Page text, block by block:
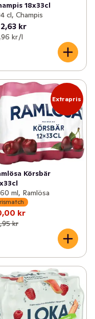
18x33cl
cl, Champis
kr
kr /l
Extrapris
Körsbär
ml, Ramlösa
kr
kr